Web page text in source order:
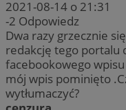
2021-08-14 o 21:31
-2 Odpowiedz
Dwa razy grzecznie
redakcję tego portalu
facebookowego wpisu
mój wpis pominięto
wytłumaczyć?